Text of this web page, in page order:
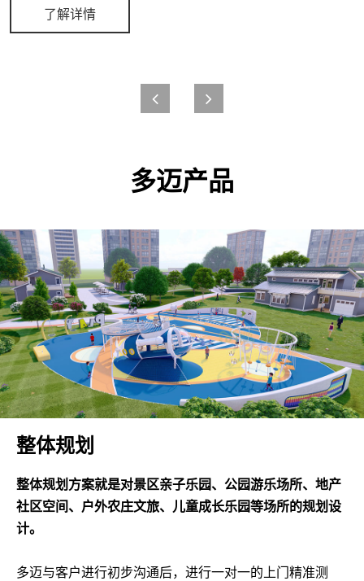
了解详情
多迈产品
整体规划
整体规划方案就是对景区亲子乐园、公园游乐场所、地产
社区空间、户外农庄文旅、儿童成长乐园等场所的规划设
计。
多迈与客户进行初步沟通后，进行一对一的上门精准测